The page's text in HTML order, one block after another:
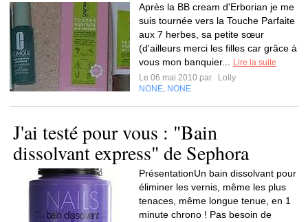
Après la BB cream d'Erborian je me
suis tournée vers la Touche Parfaite
aux 7 herbes, sa petite sœur
(d'ailleurs merci les filles car grâce à
vous mon banquier...
Lire la suite
Le 06 mai 2010 par
Lolly
NONE NONE
J'ai testé pour vous : "Bain
dissolvant express" de Sephora
PrésentationUn bain dissolvant pour
éliminer les vernis, même les plus
tenaces, même longue tenue, en 1
minute chrono ! Pas besoin de